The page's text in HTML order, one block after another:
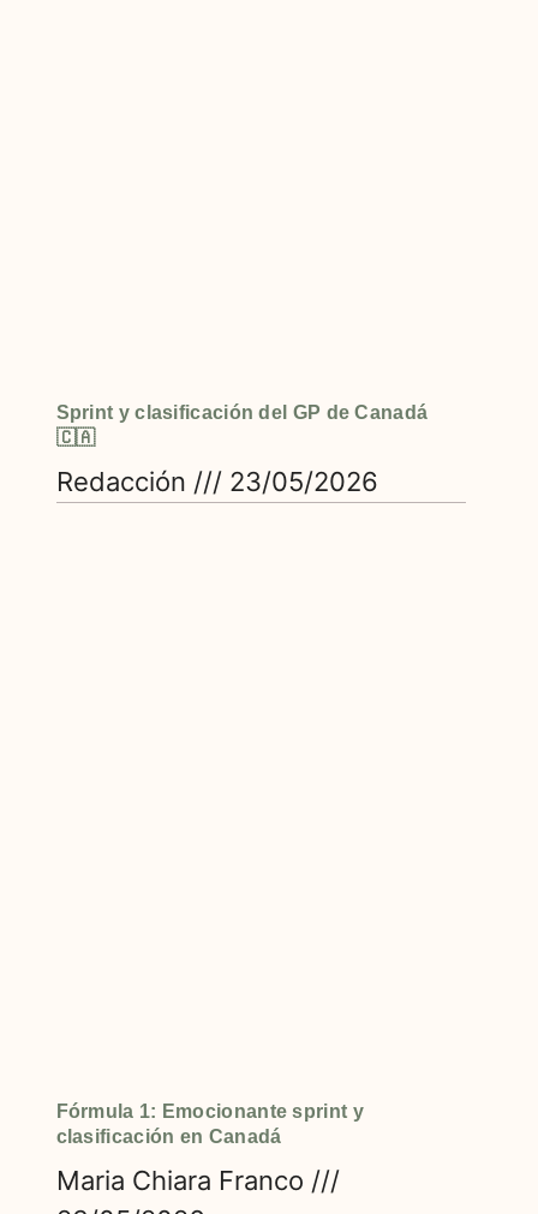
Sprint y clasificación del GP de Canadá
🇨🇦
Redacción 23/05/2026
Fórmula 1: Emocionante sprint y
clasificación en Canadá
Maria Chiara Franco